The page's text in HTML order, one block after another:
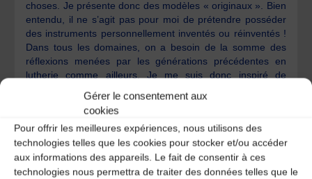
Gérer le consentement aux
cookies
Pour offrir les meilleures expériences, nous utilisons des
technologies telles que les cookies pour stocker et/ou accéder
aux informations des appareils. Le fait de consentir à ces
technologies nous permettra de traiter des données telles que le
choses. Je présente donc des modèles « originaux ». Bien
entendu, il ne s’agit pas pour moi de prétendre posséder
des instruments personnellement inventés ou réinventés !
Dans tous les domaines, on a besoin de la somme des
réflexions menées par les générations précédentes en
lutherie comme ailleurs. Je me suis donc inspiré de
formes, personnaliser tel ou tel détail. De plus, j’essaie de
suivre au mieux la demande des clients, j’apprécie
beaucoup ce côté échanges qui m’oblige à renouveler
mes propositions. Mes clients sont très divers dans les
âges- jeunes ou plus anciens- dans leur pratique musicale
et dans la répartition géographique : ils sont locaux sans